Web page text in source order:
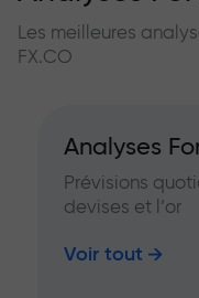
Les meilleures
FX.CO
Analyses
Prévisions
devises et l’or
Voir tout